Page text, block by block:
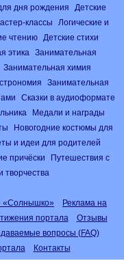
дня рождения
Детские
классы
Логические и
чтению
Детские стихи
этика
Занимательная
Занимательная химия
Занимательная
Сказки в аудиоформате
Медали и награды
Новогодние костюмы для
и идеи для родителей
причёски
Путешествия с
творчества
«Солнышко»
Реклама на
портала
Отзывы
вопросы (FAQ)
Контакты